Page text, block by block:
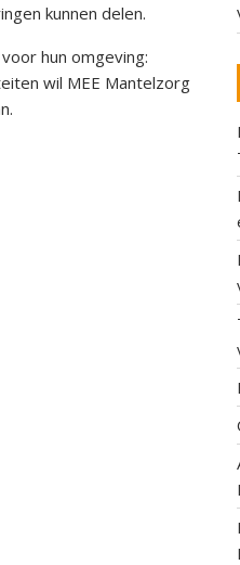
kunnen delen.
hun omgeving:
wil MEE Mantelzorg